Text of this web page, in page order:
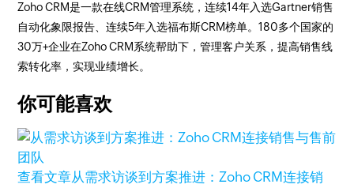
Zoho CRM是一款在线CRM管理系统，连续14年入选Gartner销售
自动化象限报告、连续5年入选福布斯CRM榜单。180多个国家的
30万+企业在Zoho CRM系统帮助下，管理客户关系，提高销售线
索转化率，实现业绩增长。
你可能喜欢
查看文章从需求访谈到方案推进：Zoho CRM连接销